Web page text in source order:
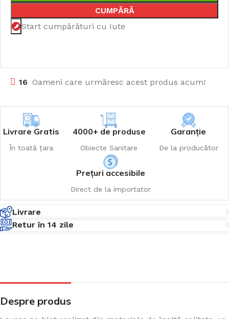
CUMPĂRĂ
Start cumpărături cu Iute
16 Oameni care urmăresc acest produs acum!
Livrare Gratis
În toată țara
4000+ de produse
Obiecte Sanitare
Garanție
De la producător
Prețuri accesibile
Direct de la importator
Livrare
Retur în 14 zile
Despre produs